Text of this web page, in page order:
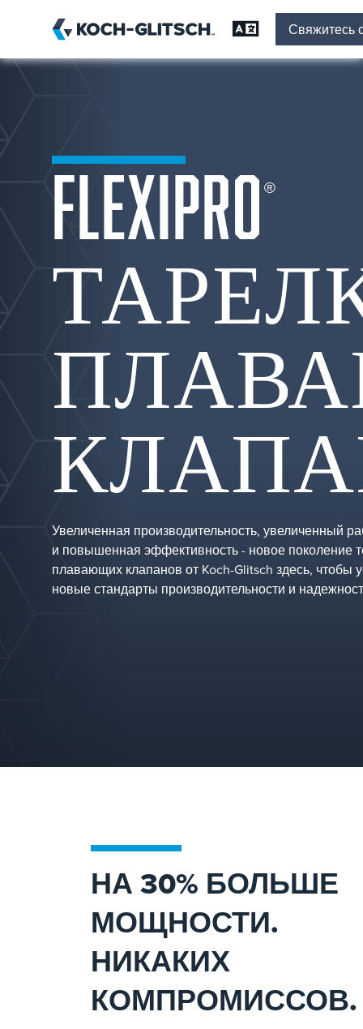
Язык сменыСвяжитесь
FLEXIPRO®
Увеличенная производительность, увеличенный
и повышенная эффективность - новое поколение
плавающих клапанов от Koch-Glitsch здесь, чтобы
новые стандарты производительности и
НА 30% БОЛЬШЕ
МОЩНОСТИ.
НИКАКИХ
КОМПРОМИССОВ.